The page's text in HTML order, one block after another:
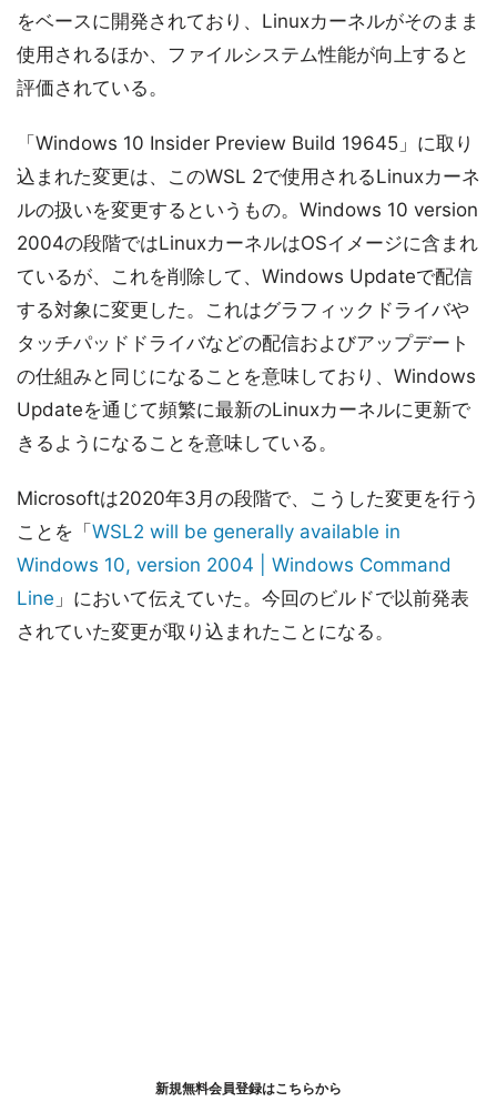
をベースに開発されており、Linuxカーネルがそのまま
使用されるほか、ファイルシステム性能が向上すると
評価されている。
「Windows 10 Insider Preview Build 19645」に取り
込まれた変更は、このWSL 2で使用されるLinuxカーネ
ルの扱いを変更するというもの。Windows 10 version
2004の段階ではLinuxカーネルはOSイメージに含まれ
ているが、これを削除して、Windows Updateで配信
する対象に変更した。これはグラフィックドライバや
タッチパッドドライバなどの配信およびアップデート
の仕組みと同じになることを意味しており、Windows
Updateを通じて頻繁に最新のLinuxカーネルに更新で
きるようになることを意味している。
Microsoftは2020年3月の段階で、こうした変更を行う
ことを「WSL2 will be generally available in
Windows 10, version 2004 | Windows Command
Line 」において伝えていた。今回のビルドで以前発表
されていた変更が取り込まれたことになる。
新規無料会員登録はこちらから